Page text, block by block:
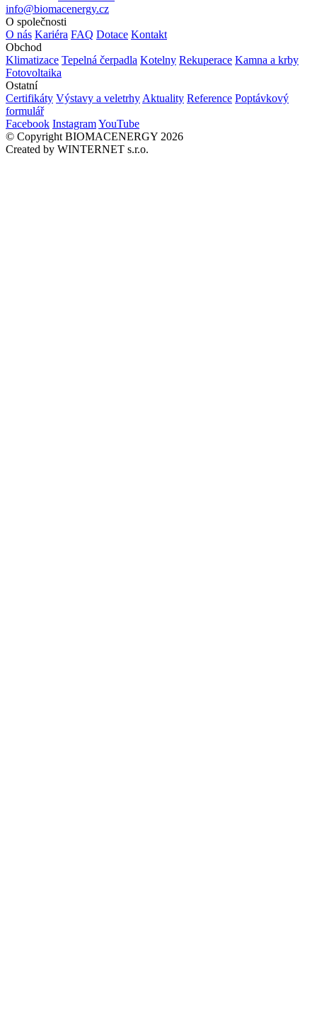
info@biomacenergy.cz
O společnosti
O nás Kariéra FAQ Dotace Kontakt
Obchod
Klimatizace Tepelná čerpadla Kotelny Rekuperace Kamna a krby
Fotovoltaika
Ostatní
Certifikáty Výstavy a veletrhy Aktuality Reference Poptávkový
formulář
Facebook InstagramYouTube
© Copyright BIOMACENERGY 2026
Created by WINTERNET s.r.o.